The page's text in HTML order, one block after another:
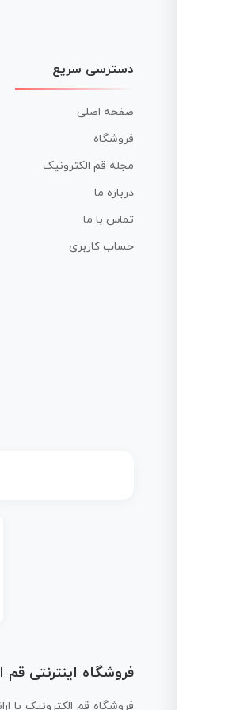
دسترسی سریع
صفحه اصلی
فروشگاه
مجله قم الکترونیک
درباره ما
تماس با ما
حساب کاربری
فروشگاه اینترنتی
فروشگاه قم الکترونیک با